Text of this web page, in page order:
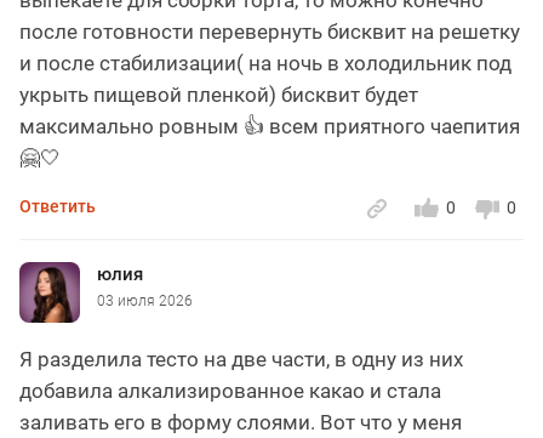
после готовности перевернуть бисквит на решетку
и после стабилизации( на ночь в холодильник под
укрыть пищевой пленкой) бисквит будет
максимально ровным 👍 всем приятного чаепития
🤗🤍
0
0
Ответить
юлия
03 июля 2026
Я разделила тесто на две части, в одну из них
добавила алкализированное какао и стала
заливать его в форму слоями. Вот что у меня